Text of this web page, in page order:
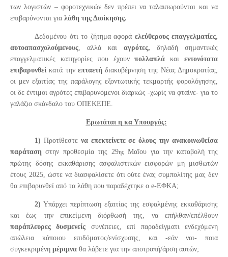
των λογιστών – φοροτεχνικών δεν πρέπει να ταλαιπωρούνται και να
επιβαρύνονται για λάθη της Διοίκησης.
Δεδομένου ότι το ζήτημα αφορά ελεύθερους επαγγελματίες,
αυτοαπασχολούμενους , αλλά και αγρότες, δηλαδή σημαντικές
επαγγελματικές κατηγορίες που έχουνπολλαπλά καιεντονότατα
επιβαρυνθεί κατά την επταετή διακυβέρνηση της Νέας Δημοκρατίας,
οι μεν εξαιτίας της παράλογης εξοντωτικής τεκμαρτής φορολόγησης,
οι δε έντιμοι αγρότες επιβαρυνόμενοι διαρκώς -χωρίς να φταίνε- για το
γαλάζιο σκάνδαλο του ΟΠΕΚΕΠΕ.
Ερωτάται η κα Υπουργός:
1) Προτίθεστε να επεκτείνετε σε όλους την ανακοινωθείσα
παράταση στην προθεσμία της 29ηςΜαΐου για την καταβολή της
πρώτης δόσης εκκαθάρισης ασφαλιστικών εισφορών μη μισθωτών
έτους 2025, ώστε να διασφαλίσετε ότι ούτε ένας συμπολίτης μας δεν
θα επιβαρυνθεί από τα λάθη που παραδέχτηκε ο e-ΕΦΚΑ;
2) Υπάρχει περίπτωση εξαιτίας της εσφαλμένης εκκαθάρισης
και έως την επικείμενη διόρθωσή της, να επήλθαν/επέλθουν
παράπλευρες δυσμενείς συνέπειες, επί παραδείγματι ενδεχόμενη
απώλεια κάποιου επιδόματος/ενίσχυσης, και -εάν ναι- ποια
συγκεκριμένη μέριμνα θα λάβετε για την αποτροπή/άρση αυτών;